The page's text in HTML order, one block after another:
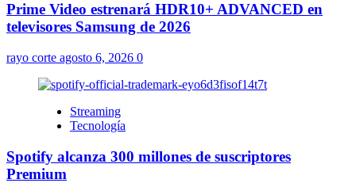
Prime Video estrenará HDR10+ ADVANCED en
televisores Samsung de 2026
rayo corte agosto 6, 2026 0
Streaming
Tecnología
Spotify alcanza 300 millones de suscriptores
Premium